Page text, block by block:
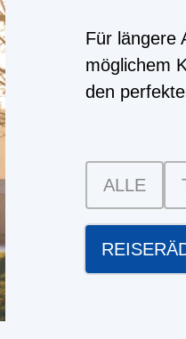
Für längere
möglichem
den
ALLE